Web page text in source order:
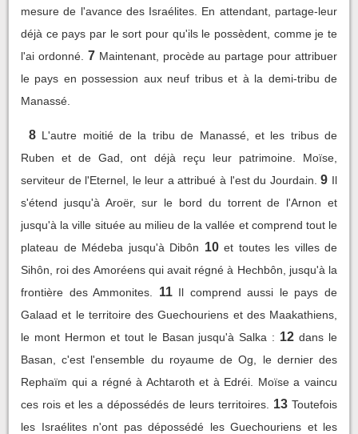
mesure de l'avance des Israélites. En attendant, partage-leur
déjà ce pays par le sort pour qu'ils le possèdent, comme je te
l'ai ordonné. 7 Maintenant, procède au partage pour attribuer
le pays en possession aux neuf tribus et à la demi-tribu de
Manassé.
8 L'autre moitié de la tribu de Manassé, et les tribus de
Ruben et de Gad, ont déjà reçu leur patrimoine. Moïse,
serviteur de l'Eternel, le leur a attribué à l'est du Jourdain. 9 Il
s'étend jusqu'à Aroër, sur le bord du torrent de l'Arnon et
jusqu'à la ville située au milieu de la vallée et comprend tout le
plateau de Médeba jusqu'à Dibôn 10 et toutes les villes de
Sihôn, roi des Amoréens qui avait régné à Hechbôn, jusqu'à la
frontière des Ammonites.
11 Il comprend aussi le pays de
Galaad et le territoire des Guechouriens et des Maakathiens,
le mont Hermon et tout le Basan jusqu'à Salka : 12 dans le
Basan, c'est l'ensemble du royaume de Og, le dernier des
Rephaïm qui a régné à Achtaroth et à Edréi. Moïse a vaincu
ces rois et les a dépossédés de leurs territoires.
13 Toutefois
les Israélites n'ont pas dépossédé les Guechouriens et les